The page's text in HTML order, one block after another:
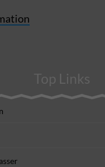
Top Links